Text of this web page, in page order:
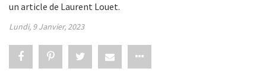
un article de Laurent Louet.
Lundi, 9 Janvier, 2023